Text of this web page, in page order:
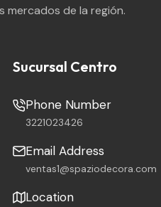
mercados de la región.
Sucursal Centro
Phone Number
3221023426
Email Address
ventas1@spaziodecora.com
Location